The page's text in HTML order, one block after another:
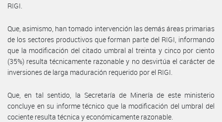
RIGI.
Que, asimismo, han tomado intervención las demás áreas primarias
de los sectores productivos que forman parte del RIGI, informando
que la modificación del citado umbral al treinta y cinco por ciento
(35%) resulta técnicamente razonable y no desvirtúa el carácter de
inversiones de larga maduración requerido por el RIGI.
Que, en tal sentido, la Secretaría de Minería de este ministerio
concluye en su informe técnico que la modificación del umbral del
cociente resulta técnica y económicamente razonable.